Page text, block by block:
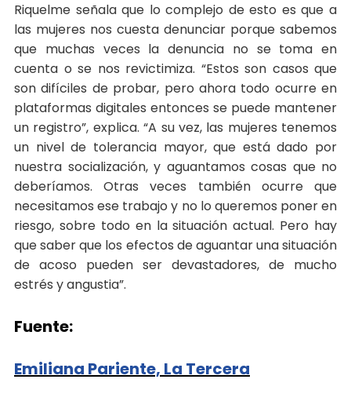
Riquelme señala que lo complejo de esto es que a
las mujeres nos cuesta denunciar porque sabemos
que muchas veces la denuncia no se toma en
cuenta o se nos revictimiza. “Estos son casos que
son difíciles de probar, pero ahora todo ocurre en
plataformas digitales entonces se puede mantener
un registro”, explica. “A su vez, las mujeres tenemos
un nivel de tolerancia mayor, que está dado por
nuestra socialización, y aguantamos cosas que no
deberíamos. Otras veces también ocurre que
necesitamos ese trabajo y no lo queremos poner en
riesgo, sobre todo en la situación actual. Pero hay
que saber que los efectos de aguantar una situación
de acoso pueden ser devastadores, de mucho
estrés y angustia”.
Fuente:
Emiliana Pariente, La Tercera